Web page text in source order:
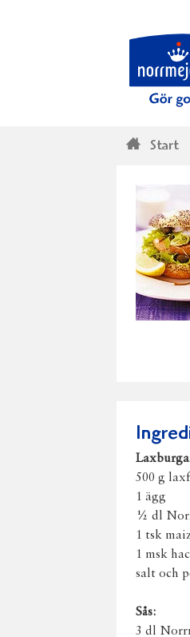
Start
500 g
1 ägg
½ dl
1 tsk
1 msk
salt och
Sås:
3 dl